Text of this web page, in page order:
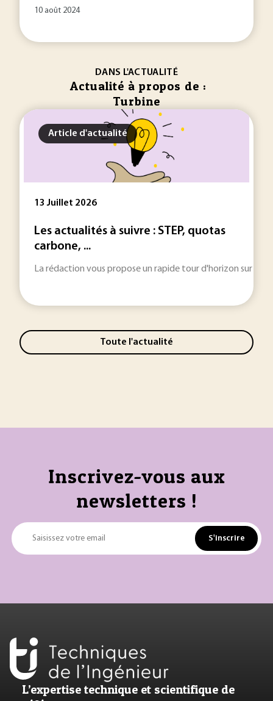
10 août 2024
DANS L'ACTUALITÉ
Actualité à propos de :
Turbine
Article d'actualité
13 Juillet 2026
Les actualités à suivre : STEP, quotas
carbone, ...
La rédaction vous propose un rapide tour d'horizon sur les
Toute l'actualité
Inscrivez-vous aux
newsletters !
Saisissez votre email S'inscrire
L’expertise technique et scientifique de